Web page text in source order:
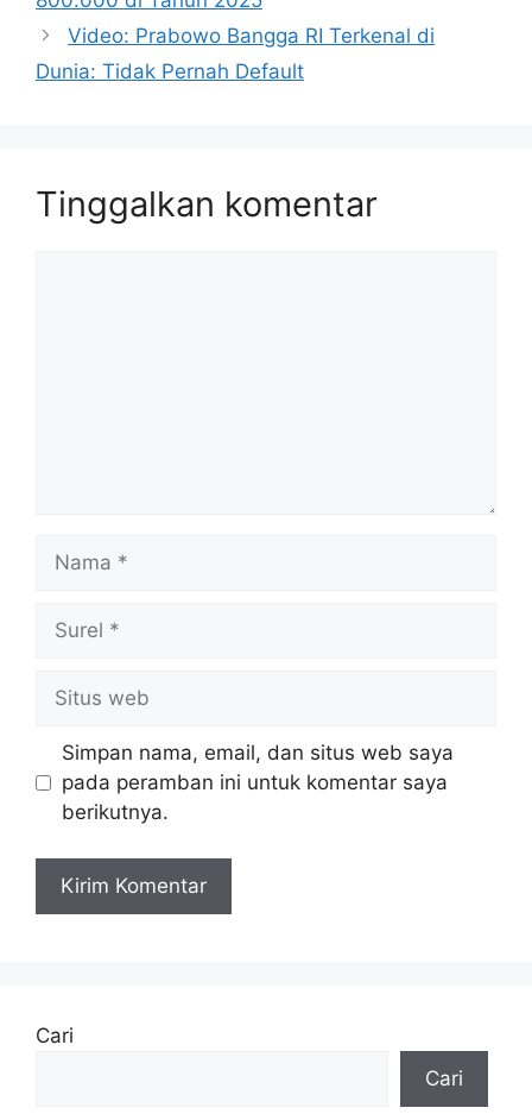
Video: Prabowo Bangga RI Terkenal di
Dunia: Tidak Pernah Default
Tinggalkan komentar
Nama
Surel
Situs
web
Simpan nama, email, dan situs web saya
pada peramban ini untuk komentar saya
berikutnya.
Cari
Cari